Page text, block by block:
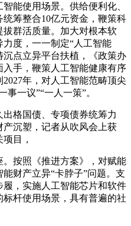
能使用场景。供给便利化、
筹整合10亿元资金，鞭策科
群活质量。加大对根本软
度，一一制定“人工智能
点立异平台扶植，《政策办
手，鞭策人工智能健康有序
年，对人工智能范畴顶尖
事一议”“一人一策”。
格国债、专项债券统筹力
沉塑，记者从吹风会上获
目，
按照《推进方案》，对赋能
财产立异“卡脖子”问题。支
，实施人工智能芯片和软件
杆使用场景，具有普遍的社